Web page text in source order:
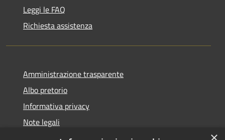
Leggi le FAQ
Richiesta assistenza
Amministrazione trasparente
Albo pretorio
Informativa privacy
Note legali